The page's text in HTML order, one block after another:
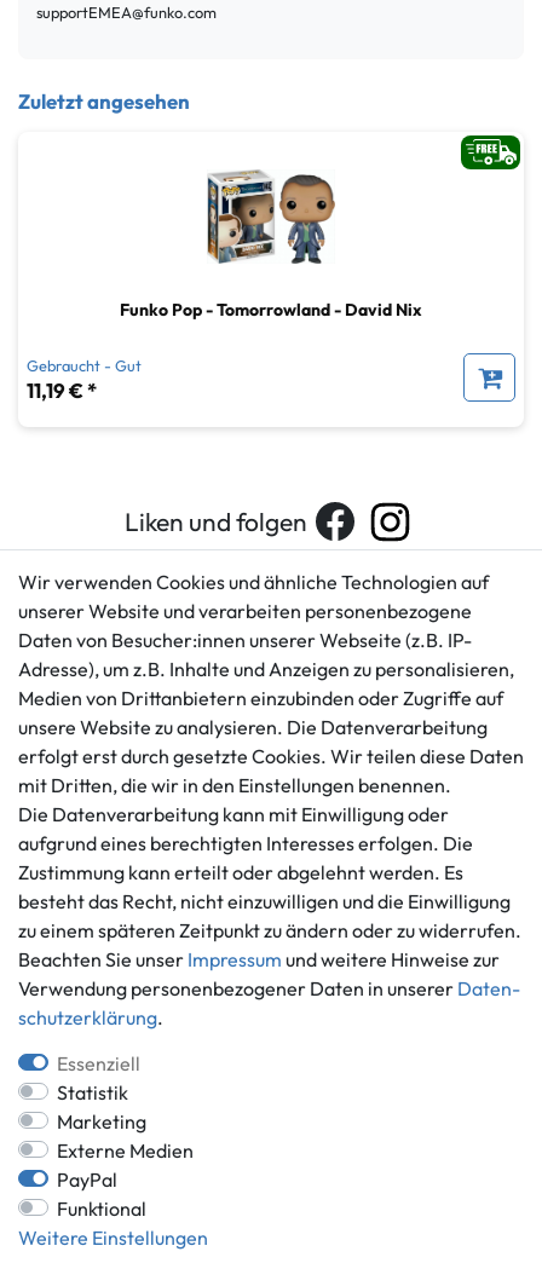
supportEMEA@funko.com
Zuletzt angesehen
Funko Pop - Tomorrowland - David Nix
Gebraucht - Gut
11,19 € *
Liken und folgen
Kundenservice
+49 421 596586
Mo. - Fr. 9 - 16 Uhr
info@gameworld.de
Kontaktformular
Rechtliches
AGB
Impressum
Datenschutzerklärung
Barrierefreiheitserklärung
Widerrufs­recht
Vertrag widerrufen
Informationen
Ankauf
Über uns
Häufig gestellte Fragen
Zahlung und Versand
Batterieentsorgung
Zahlungsmöglichkeiten
*Alle Preise inkl. gesetzlicher MwSt.,
** gilt für Lieferungen innerhalb Deutschlands, Lieferzeiten für andere
Länder entnehmen Sie bitte der Schaltfläche mit den
Wir verwenden Cookies und ähnliche Technologien auf
unserer Website und verarbeiten personenbezogene
Daten von Besucher:innen unserer Webseite (z.B. IP-
Adresse), um z.B. Inhalte und Anzeigen zu personalisieren,
Medien von Drittanbietern einzubinden oder Zugriffe auf
unsere Website zu analysieren. Die Datenverarbeitung
erfolgt erst durch gesetzte Cookies. Wir teilen diese Daten
mit Dritten, die wir in den Einstellungen benennen.
Die Datenverarbeitung kann mit Einwilligung oder
aufgrund eines berechtigten Interesses erfolgen. Die
Zustimmung kann erteilt oder abgelehnt werden. Es
besteht das Recht, nicht einzuwilligen und die Einwilligung
zu einem späteren Zeitpunkt zu ändern oder zu widerrufen.
Beachten Sie unser Impressum und weitere Hinweise zur
Verwendung personenbezogener Daten in unserer Daten­
schutz­erklärung.
Essenziell
Statistik
Marketing
Externe Medien
PayPal
Funktional
Weitere Einstellungen